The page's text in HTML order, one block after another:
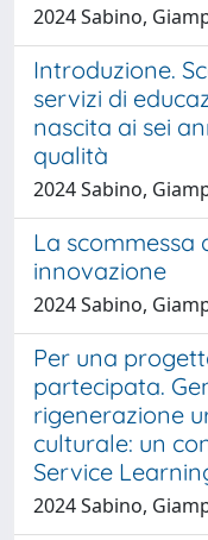
2024 Sabino,
Introduzione.
servizi di
nascita ai sei
qualità
2024 Sabino,
La scommessa
innovazione
2024 Sabino,
Per una
partecipata.
rigenerazione
culturale: un
Service
2024 Sabino,